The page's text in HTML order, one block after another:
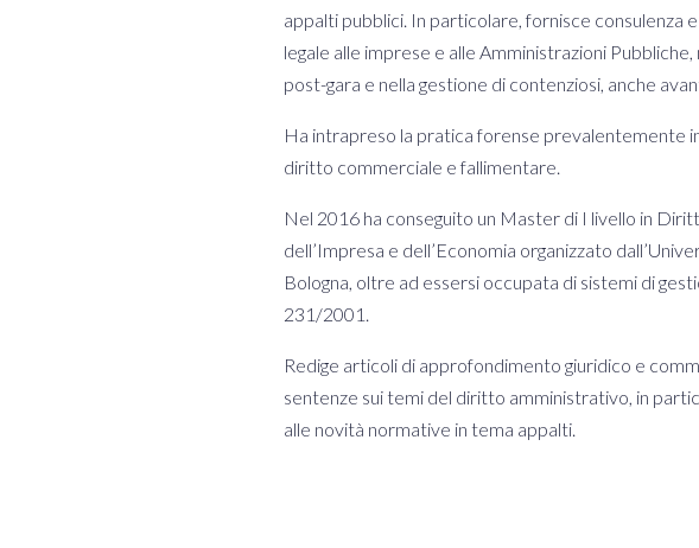
appalti pubblici. In particolare, fornisce consulenza
legale alle imprese e alle Amministrazioni Pubbliche,
post-gara e nella gestione di contenziosi, anche
Ha intrapreso la pratica forense prevalentemente
diritto commerciale e fallimentare.
Nel 2016 ha conseguito un Master di I livello in
dell’Impresa e dell’Economia organizzato
Bologna, oltre ad essersi occupata di sistemi di
231/2001.
Redige articoli di approfondimento giuridico e
sentenze sui temi del diritto amministrativo, in
alle novità normative in tema appalti.